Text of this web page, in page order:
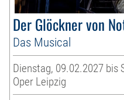
Der Glöckner von
Das Musical
Dienstag, 09.02.2027 bis
Oper Leipzig